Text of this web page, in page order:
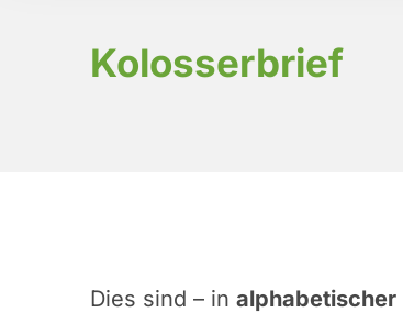
Kolosserbrief
Dies sind – in alphabetischer